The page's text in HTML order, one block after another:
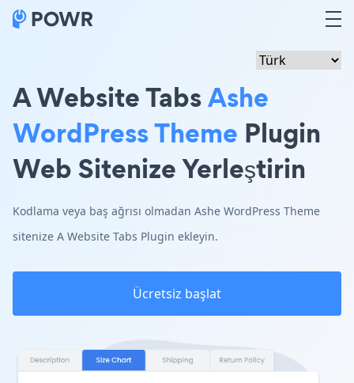
A Website TabsAshe
WordPress Theme Plugin
Web Sitenize Yerleştirin
Kodlama veya baş ağrısı olmadan Ashe WordPress Theme
sitenize A Website Tabs Plugin ekleyin.
Ücretsiz başlat